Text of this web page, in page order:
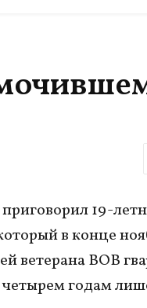
19-
в конце
ветерана ВОВ
годам